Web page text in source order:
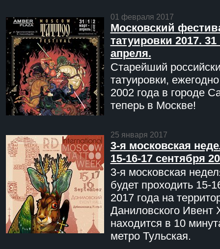
01 февраля 2017
Московский
татуировки 2017. 31
апреля.
Старейший
татуировки,
2002 года в городе
теперь в Москве!
25 января 2017
3-я московская
15-16-17 сентября
3-я московская
будет проходить 15-
2017 года на
Даниловского Ивент
находится в 10
метро Тульская.